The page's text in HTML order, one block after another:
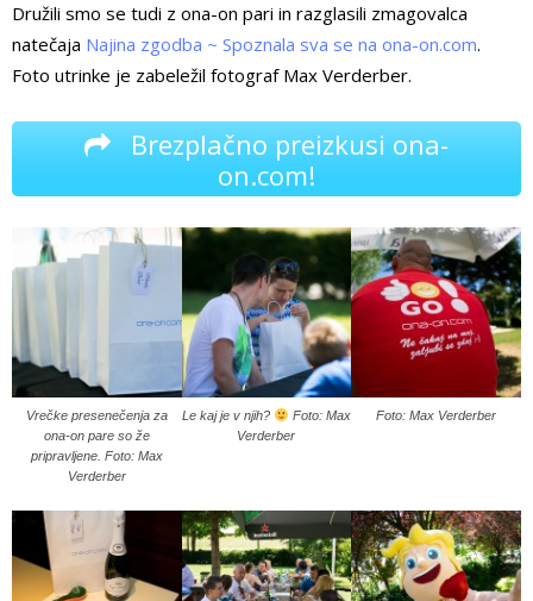
Družili smo se tudi z ona-on pari in razglasili zmagovalca
natečaja Najina zgodba ~ Spoznala sva se na ona-on.com.
Foto utrinke je zabeležil fotograf Max Verderber.
Brezplačno preizkusi ona-
on.com!
Vrečke presenečenja za
ona-on pare so že
pripravljene. Foto: Max
Verderber
Le kaj je v njih?
Foto: Max
Verderber
Foto: Max Verderber